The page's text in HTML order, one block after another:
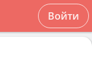
Войти